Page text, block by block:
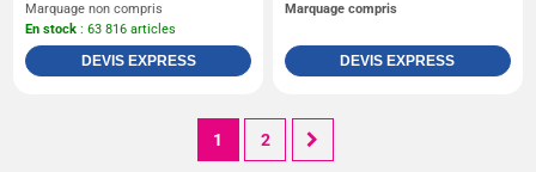
Marquage non compris
En stock : 63 816 articles
DEVIS EXPRESS
Marquage compris
DEVIS EXPRESS
1 2